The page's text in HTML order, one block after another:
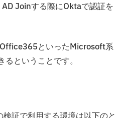
Joinする際にOktaで認証を
といったMicrosoft系
ということです。